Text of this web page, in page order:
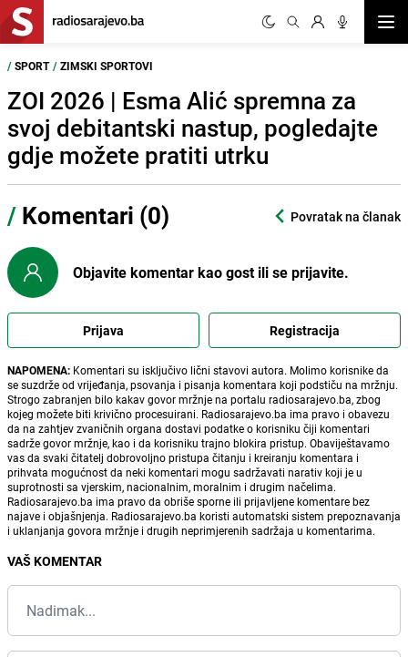
/ SPORT / ZIMSKI SPORTOVI
ZOI 2026 | Esma Alić spremna za
svoj debitantski nastup, pogledajte
gdje možete pratiti utrku
/ Komentari (0) Povratak na članak
Objavite komentar kao gost ili se prijavite.
Prijava Registracija
NAPOMENA: Komentari su isključivo lični stavovi autora. Molimo korisnike da
se suzdrže od vrijeđanja, psovanja i pisanja komentara koji podstiču na mržnju.
Strogo zabranjen bilo kakav govor mržnje na portalu radiosarajevo.ba, zbog
kojeg možete biti krivično procesuirani. Radiosarajevo.ba ima pravo i obavezu
da na zahtjev zvaničnih organa dostavi podatke o korisniku čiji komentari
sadrže govor mržnje, kao i da korisniku trajno blokira pristup. Obaviještavamo
vas da svaki čitatelj dobrovoljno pristupa čitanju i kreiranju komentara i
prihvata mogućnost da neki komentari mogu sadržavati narativ koji je u
suprotnosti sa vjerskim, nacionalnim, moralnim i drugim načelima.
Radiosarajevo.ba ima pravo da obriše sporne ili prijavljene komentare bez
najave i objašnjenja. Radiosarajevo.ba koristi automatski sistem prepoznavanja
i uklanjanja govora mržnje i drugih neprimjerenih sadržaja u komentarima.
VAŠ KOMENTAR